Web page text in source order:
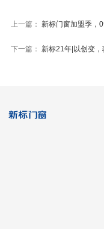
上一篇： 新标门窗加盟季，
下一篇： 新标21年|以创变，